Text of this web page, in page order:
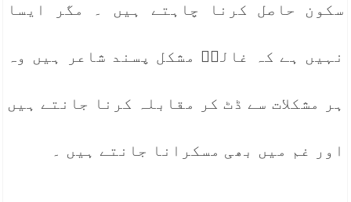
سکون حاصل کرنا چاہتے ہیں ۔ مگر ایسا
نہیں ہے کہ غالبؔ مشکل پسند شاعر ہیں وہ
ہر مشکلات سے ڈٹ کر مقابلہ کرنا جانتے ہیں
اور غم میں بھی مسکرانا جانتے ہیں ۔